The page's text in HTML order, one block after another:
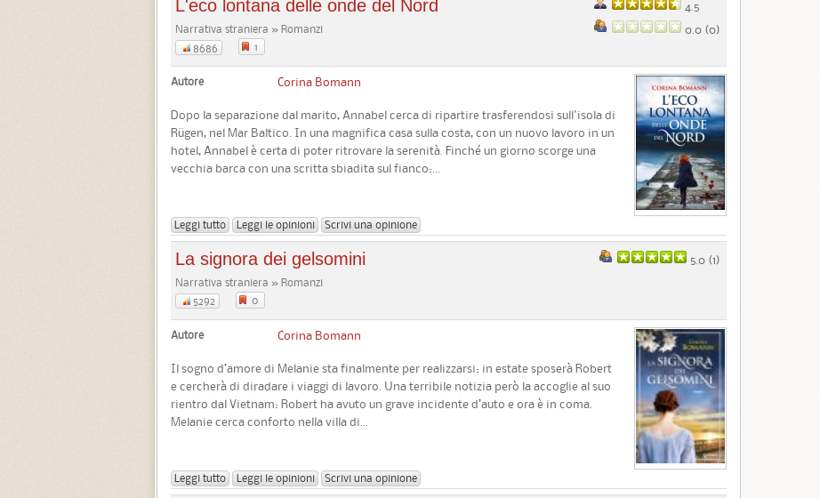
4.5
0.0 (0)
L'eco lontana delle onde del Nord
Narrativa straniera » Romanzi
8686
1
Autore Corina Bomann
Dopo la separazione dal marito, Annabel cerca di ripartire trasferendosi sull'isola di
Rügen, nel Mar Baltico. In una magnifica casa sulla costa, con un nuovo lavoro in un
hotel, Annabel è certa di poter ritrovare la serenità. Finché un giorno scorge una
vecchia barca con una scritta sbiadita sul fianco:...
Leggi tutto Leggi le opinioni Scrivi una opinione
5.0 (1)
La signora dei gelsomini
Narrativa straniera » Romanzi
5292
0
Autore Corina Bomann
Il sogno d’amore di Melanie sta finalmente per realizzarsi: in estate sposerà Robert
e cercherà di diradare i viaggi di lavoro. Una terribile notizia però la accoglie al suo
rientro dal Vietnam: Robert ha avuto un grave incidente d’auto e ora è in coma.
Melanie cerca conforto nella villa di...
Leggi tutto Leggi le opinioni Scrivi una opinione